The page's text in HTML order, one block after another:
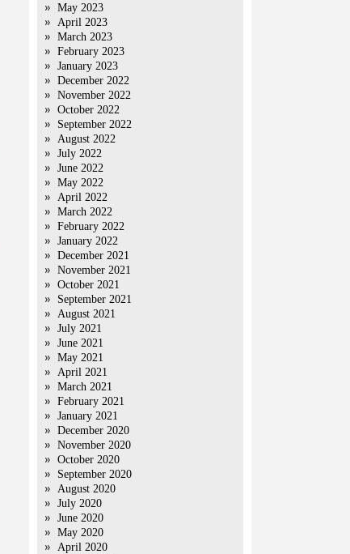
May 2023
April 2023
March 2023
February 2023
January 2023
December 2022
November 2022
October 2022
September 2022
August 2022
July 2022
June 2022
May 2022
April 2022
March 2022
February 2022
January 2022
December 2021
November 2021
October 2021
September 2021
August 2021
July 2021
June 2021
May 2021
April 2021
March 2021
February 2021
January 2021
December 2020
November 2020
October 2020
September 2020
August 2020
July 2020
June 2020
May 2020
April 2020